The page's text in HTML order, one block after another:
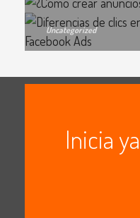
Uncategorized
Inicia